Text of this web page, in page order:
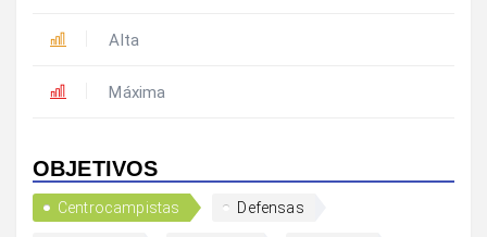
Alta
Máxima
OBJETIVOS
Centrocampistas Defensas